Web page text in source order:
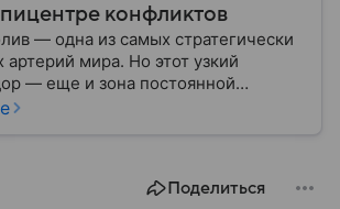
конфликтов
— одна из самых стратегически
мира. Но этот узкий
— еще и зона постоянной
Иран не раз угрожал перекрыть его
Поделиться